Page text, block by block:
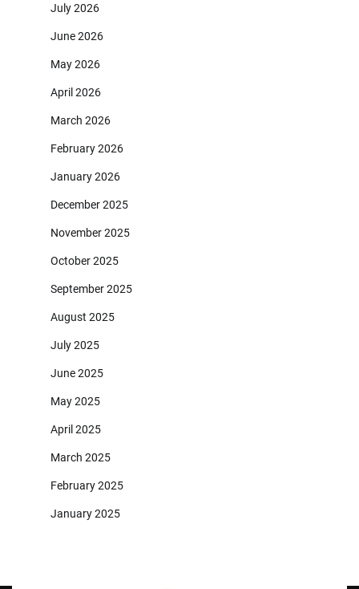
July 2026
June 2026
May 2026
April 2026
March 2026
February 2026
January 2026
December 2025
November 2025
October 2025
September 2025
August 2025
July 2025
June 2025
May 2025
April 2025
March 2025
February 2025
January 2025